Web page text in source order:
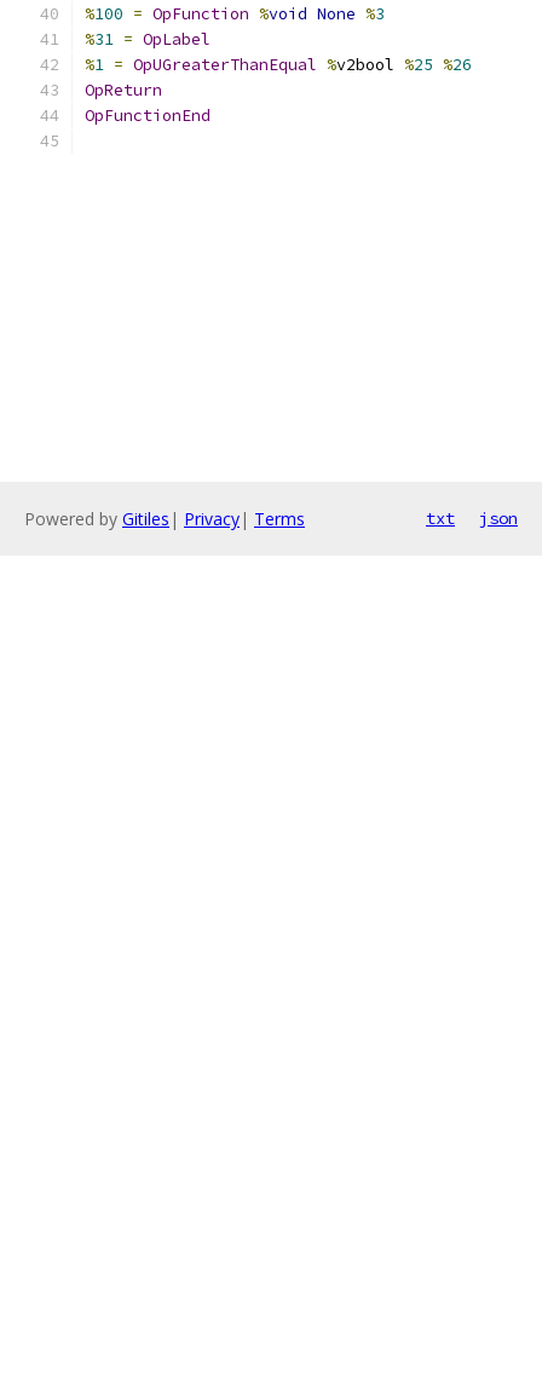
%100 = OpFunction %void None %3
%31 = OpLabel
%1 = OpUGreaterThanEqual %v2bool %25 %26
OpReturn
OpFunctionEnd
Powered by Gitiles | Privacy| Terms txt json